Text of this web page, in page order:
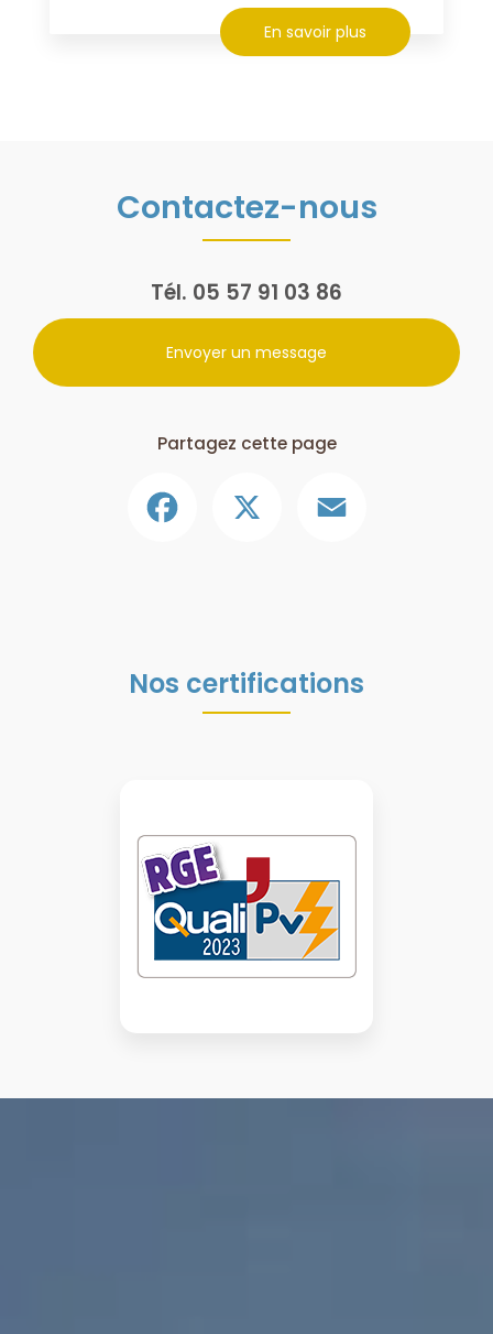
En savoir plus
Contactez-nous
Tél. 05 57 91 03 86
Envoyer un message
Partagez cette page
Nos certifications